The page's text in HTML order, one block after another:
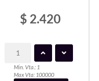
$ 2.420
Min. Vta.: 1
Max Vta: 100000